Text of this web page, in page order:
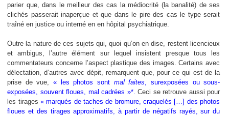
parier que, dans le meilleur des cas la médiocrité (la banalité) de ses
clichés passerait inaperçue et que dans le pire des cas le type serait
traîné en justice ou interné en en hôpital psychiatrique.
Outre la nature de ces sujets qui, quoi qu’on en dise, restent licencieux
et ambigus, l’autre élément sur lequel insistent presque tous
les
commentateurs concerne l’aspect plastique des images. Certains avec
délectation, d’autres avec dépit, remarquent que, pour ce qui est de la
prise de vue,« les photos sont mal faites, surexposées ou sous-
exposées, souvent floues, mal cadrées »*. Ceci se retrouve aussi pour
les tirages « marqués de taches de bromure, craquelés […] des photos
floues et des tirages approximatifs, à partir de négatifs rayés, sur du